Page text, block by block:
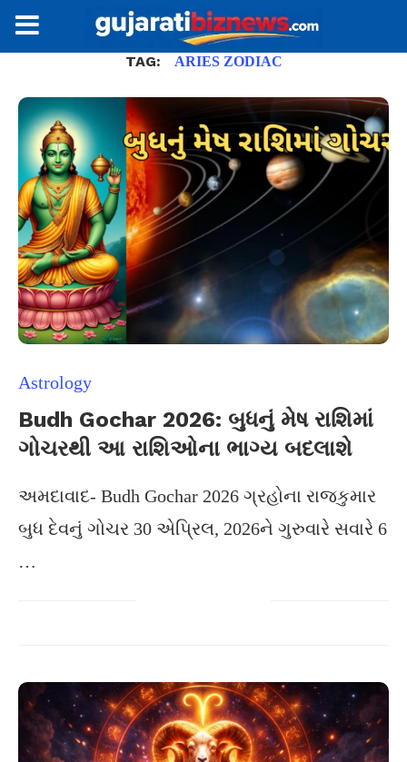
TAG: ARIES ZODIAC
Astrology
Budh Gochar 2026: બુધનું મેષ રાશિમાં
ગોચરથી આ રાશિઓના ભાગ્ય બદલાશે
અમદાવાદ- Budh Gochar 2026 ગ્રહોના રાજકુમાર
બુધ દેવનું ગોચર 30 એપ્રિલ, 2026ને ગુરુવારે સવારે 6
…